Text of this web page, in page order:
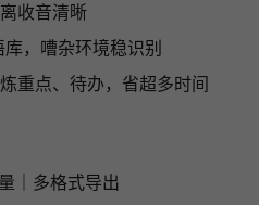
收音清晰
，嘈杂环境稳识别
重点、待办，省超多时间
｜多格式导出